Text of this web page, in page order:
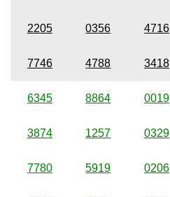
2205 0356 4716
7746 4788 3418
6345 8864 0019
3874 1257 0329
7780 5919 0206